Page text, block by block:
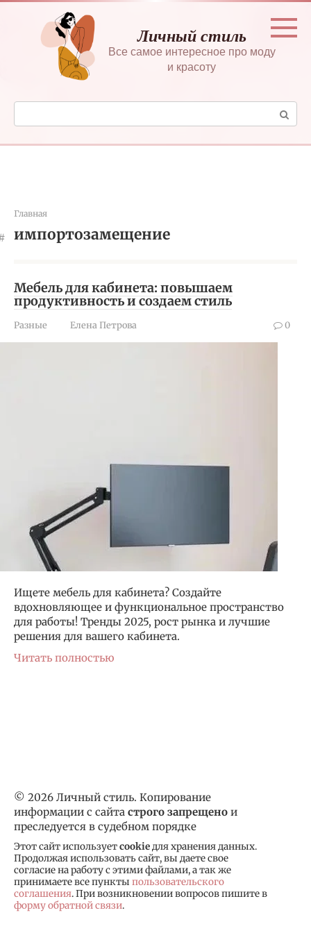
Перейти
контенту
Личный стиль
Все самое интересное про моду
и красоту
Поиск:
Главная
импортозамещение
Мебель для кабинета: повышаем
продуктивность и создаем стиль
Разные Елена Петрова 0
Ищете мебель для кабинета? Создайте
вдохновляющее и функциональное пространство
для работы! Тренды 2025, рост рынка и лучшие
решения для вашего кабинета.
Читать полностью
© 2026 Личный стиль. Копирование
информации с сайта строго запрещено и
преследуется в судебном порядке
Этот сайт используетcookieдля хранения данных.
Продолжая использовать сайт, вы даете свое
согласие на работу с этими файлами, а так же
принимаете все пункты пользовательского
соглашения. При возникновении вопросов пишите в
форму обратной связи.